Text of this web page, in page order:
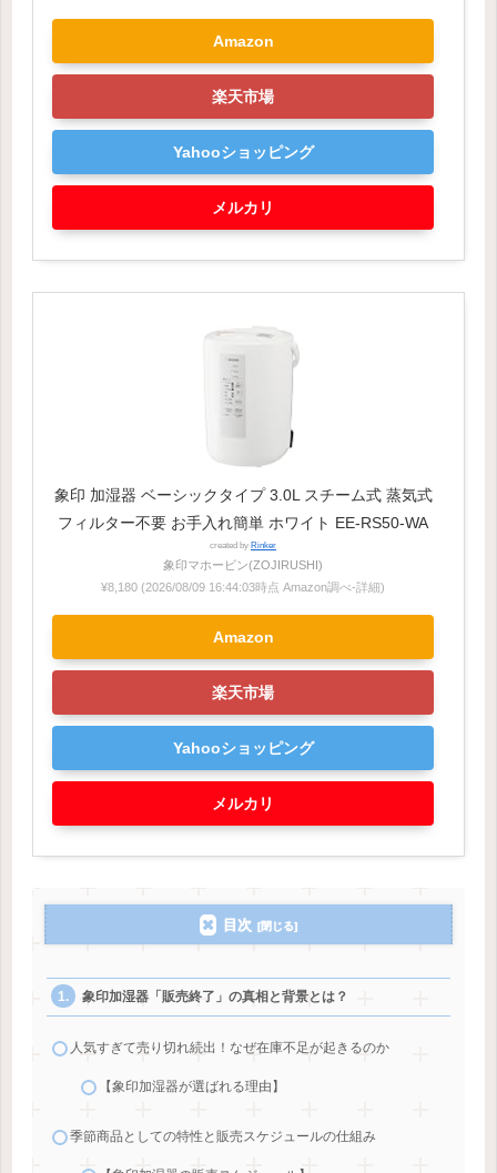
Amazon
楽天市場
Yahooショッピング
メルカリ
象印 加湿器 ベーシックタイプ 3.0L スチーム式 蒸気式
フィルター不要 お手入れ簡単 ホワイト EE-RS50-WA
created by Rinker
象印マホービン(ZOJIRUSHI)
¥8,180 (2026/08/09 16:44:03時点 Amazon調べ-詳細)
Amazon
楽天市場
Yahooショッピング
メルカリ
目次
象印加湿器「販売終了」の真相と背景とは？
人気すぎて売り切れ続出！なぜ在庫不足が起きるのか
【象印加湿器が選ばれる理由】
季節商品としての特性と販売スケジュールの仕組み